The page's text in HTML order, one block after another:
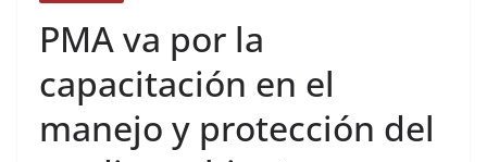
PMA va por la
capacitación en el
manejo y protección del